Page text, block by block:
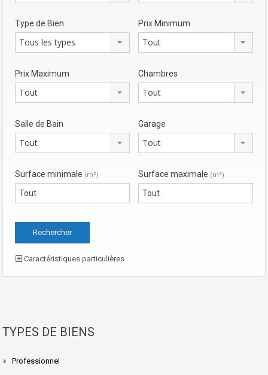
Type de Bien
Tous les types
Prix Minimum
Tout
Prix Maximum
Tout
Chambres
Tout
Salle de Bain
Tout
Garage
Tout
Surface minimale (m²) Surface maximale (m²)
Caractéristiques particulières
TYPES DE BIENS
Professionnel